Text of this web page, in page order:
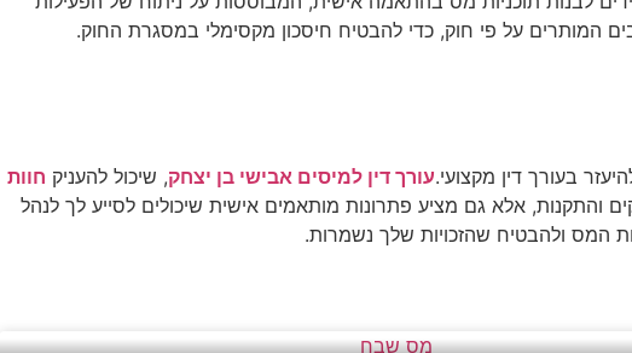
המותרים על פי חוק, כדי להבטיח חיסכון מקסימלי במסגרת החוק.
בעורך דין מקצועי.עורך דין למיסים אבישי בן יצחק, שיכול להעניק חוות
אלא גם מציע פתרונות מותאמים אישית שיכולים לסייע לך לנהל
המס ולהבטיח שהזכויות שלך נשמרות.